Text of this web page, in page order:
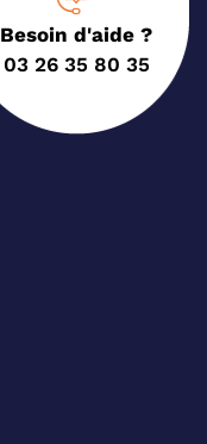
Besoin d'aide ?
03 26 35 80 35